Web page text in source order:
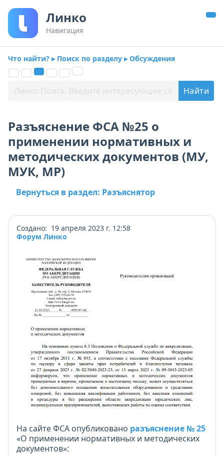
Линко
Навигация
Что найти? ▸ Поиск по разделу ▸ Обсуждения
Разъяснение ФСА №25 о
применении нормативных и
методических документов (МУ,
МУК, МР)
Вернуться в раздел: Разъяснятор
Создано: 19 апреля 2023 г. 12:58
Форум Линко
На сайте ФСА опубликовано разъяснение № 25
«О применении нормативных и методических
документов»: